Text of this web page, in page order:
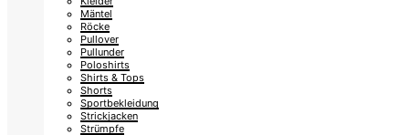
Mäntel
Röcke
Pullover
Pullunder
Poloshirts
Shirts & Tops
Shorts
Sportbekleidung
Strickjacken
Strümpfe